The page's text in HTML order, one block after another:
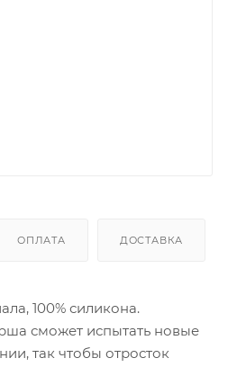
ОПЛАТА ДОСТАВКА
100% силикона.
сможет испытать новые
так чтобы отросток